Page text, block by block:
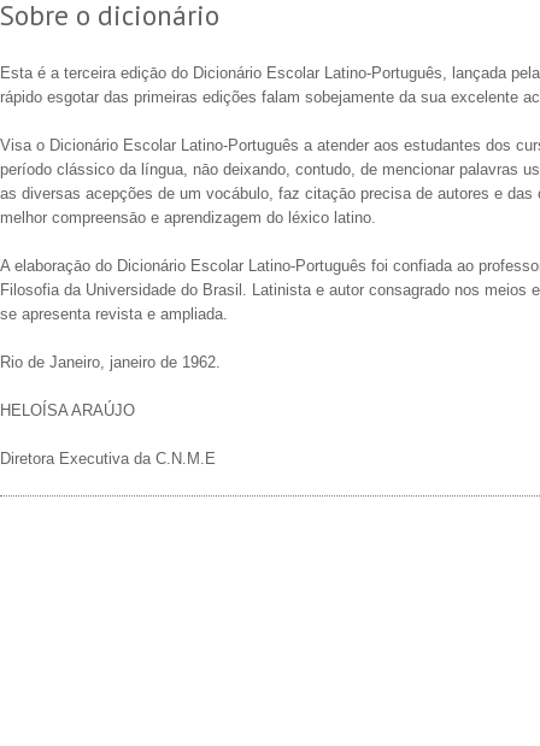
Sobre o dicionário
Esta é a terceira ediçāo do Dicionário Escolar Latino-Português, lançada
rápido esgotar das primeiras edições falam sobejamente da sua excelente
Visa o Dicionário Escolar Latino-Português a atender aos estudantes dos
período clássico da língua, nāo deixando, contudo, de mencionar palavras
as diversas acepções de um vocábulo, faz citaçāo precisa de autores e
melhor compreensāo e aprendizagem do léxico latino.
A elaboraçāo do Dicionário Escolar Latino-Português foi confiada ao
Filosofia da Universidade do Brasil. Latinista e autor consagrado nos
se apresenta revista e ampliada.
Rio de Janeiro, janeiro de 1962.
HELOÍSA ARAÚJO
Diretora Executiva da C.N.M.E